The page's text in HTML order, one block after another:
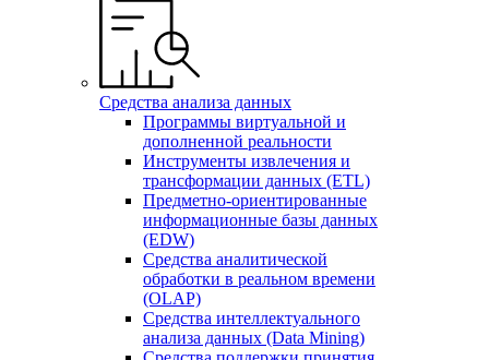
Средства анализа данных
Программы виртуальной и
дополненной реальности
Инструменты извлечения и
трансформации данных (ETL)
Предметно-ориентированные
информационные базы данных
(EDW)
Средства аналитической
обработки в реальном времени
(OLAP)
Средства интеллектуального
анализа данных (Data Mining)